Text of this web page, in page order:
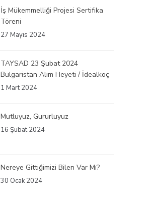
İş Mükemmelliği Projesi Sertifika
Töreni
27 Mayıs 2024
TAYSAD 23 Şubat 2024
Bulgaristan Alım Heyeti / İdealkoç
1 Mart 2024
Mutluyuz, Gururluyuz
16 Şubat 2024
Nereye Gittiğimizi Bilen Var Mı?
30 Ocak 2024